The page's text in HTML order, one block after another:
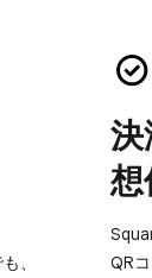
、​
想
QR